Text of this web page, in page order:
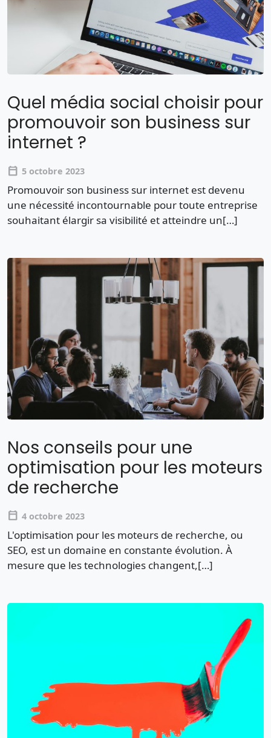
Quel média social choisir pour
promouvoir son business sur
internet ?
calendar_today 5 octobre 2023
Promouvoir son business sur internet est devenu
une nécessité incontournable pour toute entreprise
souhaitant élargir sa visibilité et atteindre un[…]
Nos conseils pour une
optimisation pour les moteurs
de recherche
calendar_today 4 octobre 2023
L'optimisation pour les moteurs de recherche, ou
SEO, est un domaine en constante évolution. À
mesure que les technologies changent,[…]